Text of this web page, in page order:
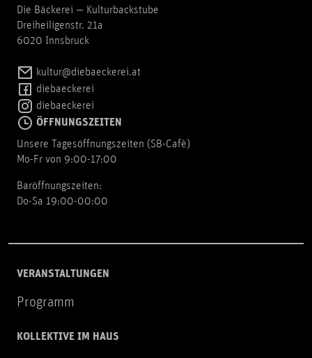
Die Bäckerei — Kulturbackstube
Dreiheiligenstr. 21a
6020 Innsbruck
kultur@diebaeckerei.at
diebaeckerei
diebaeckerei
ÖFFNUNGSZEITEN
Unsere Tagesöffnungszeiten (SB-Cafè)
Mo-Fr von 9:00-17:00
Baröffnungszeiten:
Do-Sa 19:00-00:00
VERANSTALTUNGEN
Programm
KOLLEKTIVE IM HAUS